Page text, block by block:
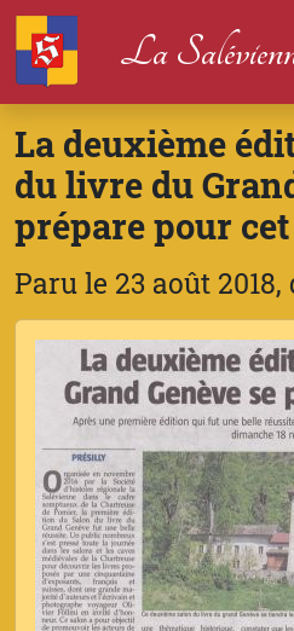
La
La deuxième
du livre du
prépare pour
Paru le 23 août 2018,